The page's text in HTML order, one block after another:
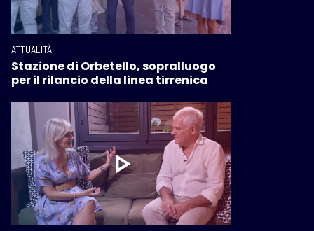
ATTUALITÀ
Stazione di Orbetello, sopralluogo
per il rilancio della linea tirrenica